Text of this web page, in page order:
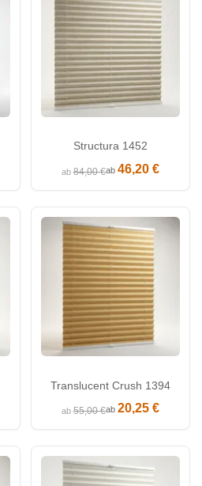
Structura 1452
ab84,00 €ab 46,20 €
Translucent Crush 1394
ab55,00 €ab 20,25 €